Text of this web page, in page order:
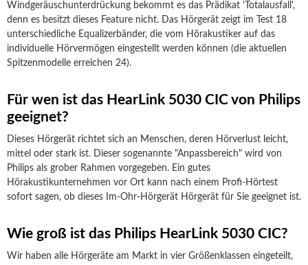
Windgeräuschunterdrückung bekommt es das Prädikat 'Totalausfall',
denn es besitzt dieses Feature nicht. Das Hörgerät zeigt im Test 18
unterschiedliche Equalizerbänder, die vom Hörakustiker auf das
individuelle Hörvermögen eingestellt werden können (die aktuellen
Spitzenmodelle erreichen 24).
Für wen ist das HearLink 5030 CIC von Philips
geeignet?
Dieses Hörgerät richtet sich an Menschen, deren Hörverlust leicht,
mittel oder stark ist. Dieser sogenannte "Anpassbereich" wird von
Philips als grober Rahmen vorgegeben. Ein gutes
Hörakustikunternehmen vor Ort kann nach einem Profi-Hörtest
sofort sagen, ob dieses Im-Ohr-Hörgerät Hörgerät für Sie geeignet ist.
Wie groß ist das Philips HearLink 5030 CIC?
Wir haben alle Hörgeräte am Markt in vier Größenklassen eingeteilt,